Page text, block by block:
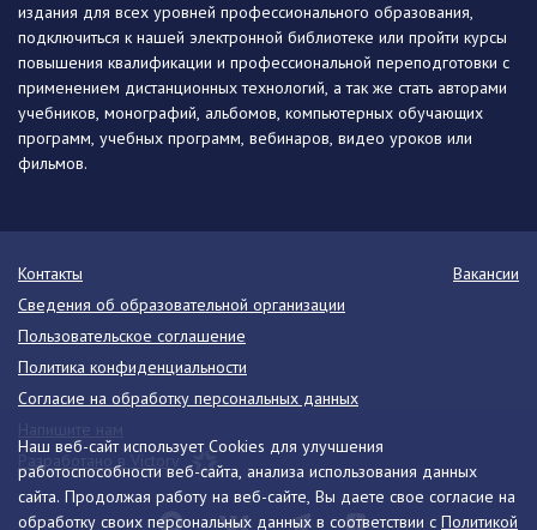
Наш веб-сайт использует Cookies для улучшения
работоспособности веб-сайта, анализа использования данных
сайта. Продолжая работу на веб-сайте, Вы даете свое согласие на
обработку своих персональных данных в соответствии с Политикой
издания для всех уровней профессионального образования,
подключиться к нашей электронной библиотеке или пройти курсы
повышения квалификации и профессиональной переподготовки с
применением дистанционных технологий, а так же стать авторами
учебников, монографий, альбомов, компьютерных обучающих
программ, учебных программ, вебинаров, видео уроков или
фильмов.
Контакты
Вакансии
Сведения об образовательной организации
Пользовательское соглашение
Политика конфиденциальности
Согласие на обработку персональных данных
Разработано в Victory